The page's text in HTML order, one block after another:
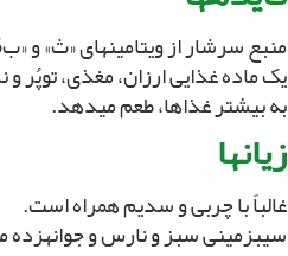
منبع سرشار از ویتامین‏هاى «ث» و «ب‏6»، پتاسیم و سایر مواد کانى است.
یک ماده غذایى ارزان، مغذى، توپُر
به بیشتر غذاها، طعم مى‏دهد.
زیان‏ها
غالباً با چربى و سدیم همراه است.
سیب‏زمینى سبز و نارس و